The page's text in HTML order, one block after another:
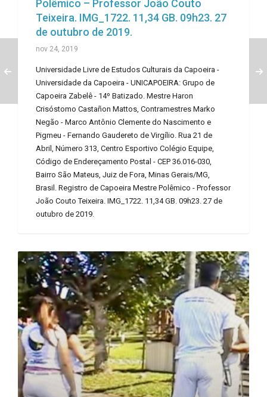
Polêmico – Professor João Couto
Teixeira. IMG_1722. 11,34 GB. 09h23. 27
de outubro de 2019.
nov 24, 2019
Universidade Livre de Estudos Culturais da Capoeira -
Universidade da Capoeira - UNICAPOEIRA: Grupo de
Capoeira Zabelê - 14º Batizado. Mestre Haron
Crisóstomo Castañon Mattos, Contramestres Marko
Negão - Marco Antônio Clemente do Nascimento e
Pigmeu - Fernando Gaudereto de Virgílio. Rua 21 de
Abril, Número 313, Centro Esportivo Colégio Equipe,
Código de Endereçamento Postal - CEP 36.016-030,
Bairro São Mateus, Juiz de Fora, Minas Gerais/MG,
Brasil. Registro de Capoeira Mestre Polêmico - Professor
João Couto Teixeira. IMG_1722. 11,34 GB. 09h23. 27 de
outubro de 2019.